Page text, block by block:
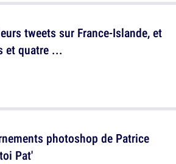
photoshop de Patrice
Pat'
tweets sur France-Islande, et
et quatre ...